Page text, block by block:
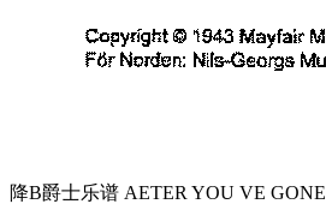
降B爵士乐谱 AETER YOU VE GONE